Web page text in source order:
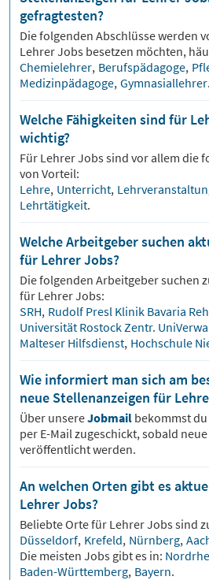
gefragtesten?
Die folgenden Abschlüsse werden
LehrerJobs besetzen möchten,
Chemielehrer, Berufspädagoge,
Medizinpädagoge, Gymnasiallehrer.
Welche Fähigkeiten sind für
wichtig?
Für LehrerJobs sind vor allem die
von Vorteil:
Lehre, Unterricht,
Lehrtätigkeit.
Welche Arbeitgeber suchen
für Lehrer Jobs?
Die folgenden Arbeitgeber suchen
für LehrerJobs:
SRH, Rudolf Presl Klinik Bavaria
Universität Rostock Zentr.
Malteser Hilfsdienst, Hochschule
Wie informiert man sich am
neue Stellenanzeigen für
Über unsereJobmail bekommst du
per E-Mail zugeschickt, sobald
veröffentlicht werden.
An welchen Orten gibt es
Lehrer Jobs?
Beliebte Orte für LehrerJobs sind
Düsseldorf, Krefeld, Nürnberg,
Die meisten Jobs gibt es in:
Baden-Württemberg, Bayern.